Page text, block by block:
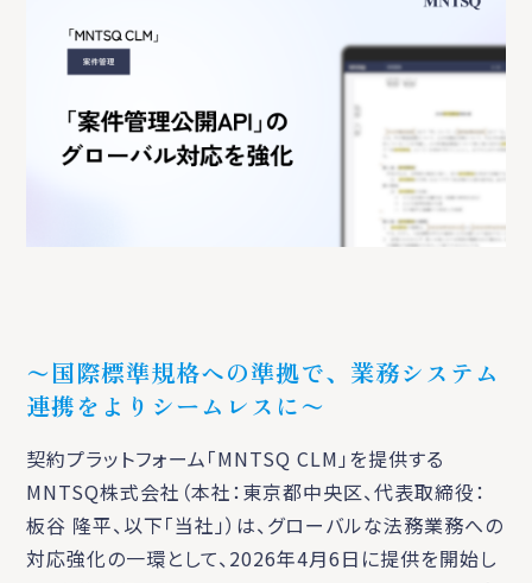
〜国際標準規格への準拠で、業務システム
連携をよりシームレスに〜
契約プラットフォーム「MNTSQ CLM」を提供する
MNTSQ株式会社（本社：東京都中央区、代表取締役：
板谷 隆平、以下「当社」）は、グローバルな法務業務への
対応強化の一環として、2026年4月6日に提供を開始し